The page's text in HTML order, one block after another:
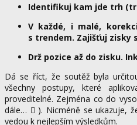
Identifikuj kam jde trh
V každé, i malé,
s trendem. Zajišťuj zisky
Drž pozice až do zisku.
Dá se říct, že soutěž byla
všechny postupy, které
proveditelné. Zejména co do
dále…  ). Nicméně se ukazuje,
vedou k nejlepším výsledkům.